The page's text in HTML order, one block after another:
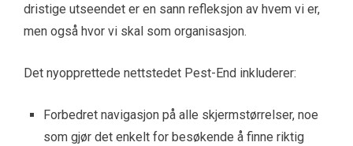
dristige utseendet er en sann refleksjon av hvem vi er,
men også hvor vi skal som organisasjon.
Det nyopprettede nettstedet Pest-End inkluderer:
Forbedret navigasjon på alle skjermstørrelser, noe
som gjør det enkelt for besøkende å finne riktig